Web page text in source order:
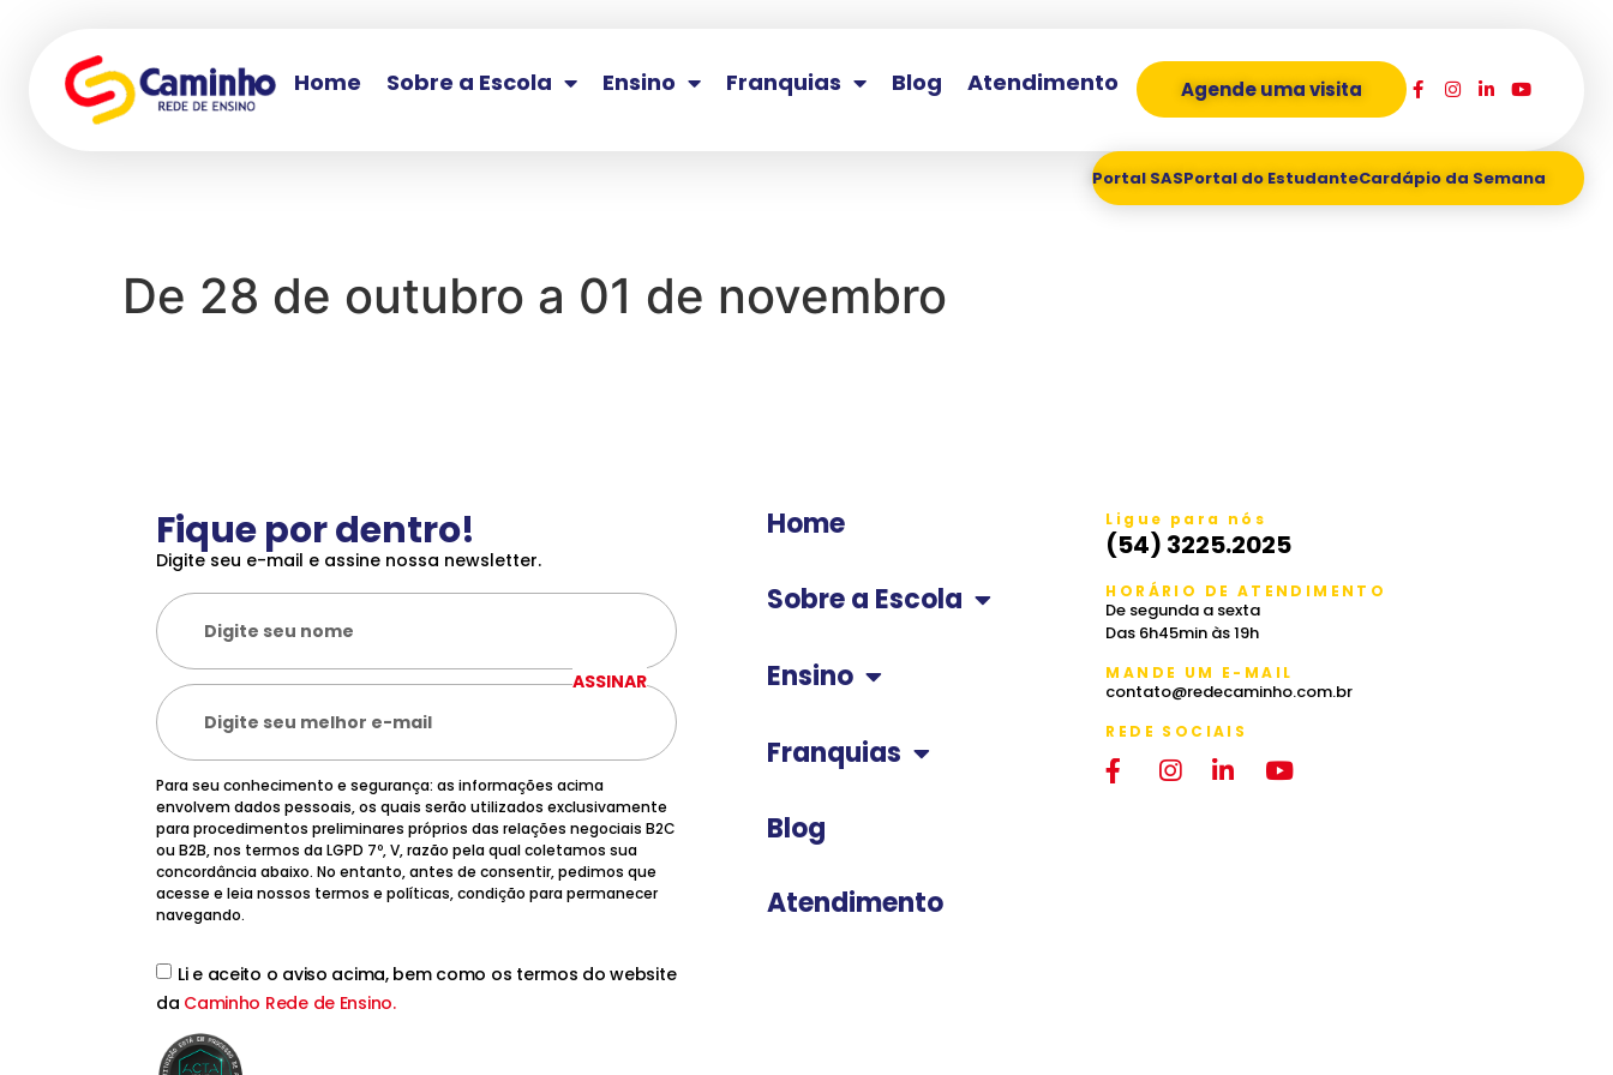
Home Sobre a Escola Ensino Franquias Blog Atendimento Agende uma visita
Portal SASPortal do EstudanteCardápio da Semana
De 28 de outubro a 01 de novembro
Fique por dentro!
Digite seu e-mail e assine nossa newsletter.
Para seu conhecimento e segurança: as informações acima
envolvem dados pessoais, os quais serão utilizados exclusivamente
para procedimentos preliminares próprios das relações negociais B2C
ou B2B, nos termos da LGPD 7º, V, razão pela qual coletamos sua
concordância abaixo. No entanto, antes de consentir, pedimos que
acesse e leia nossos termos e políticas, condição para permanecer
navegando.
Li e aceito o aviso acima, bem como os termos do website
da Caminho Rede de Ensino.
ASSINAR
Home
Sobre a Escola
Ensino
Franquias
Blog
Atendimento
Ligue para nós
(54) 3225.2025
HORÁRIO DE ATENDIMENTO
De segunda a sexta
Das 6h45min às 19h
MANDE UM E-MAIL
contato@redecaminho.com.br
REDE SOCIAIS